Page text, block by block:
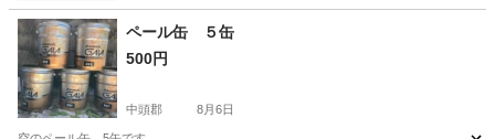
ペール缶 ５缶
500円
中頭郡 8月6日